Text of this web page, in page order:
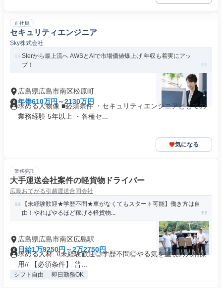
正社員
セキュリティエンジニア
Sky株式会社
SIerから最上流へ AWSとAIで市場価値爆上げ 年収も着実にアッ
プ！
広島県広島市南区松原町
年俸610万円～2130万円
求める人物像 ■必須条件 ・セキュリティエンジニアとしての
業務経験 5年以上 ・各種セ...
気になる
業務委託
大手運送会社案件の軽貨物ドライバー
広島おてがる引越運送合同会社
【未経験歓迎★学歴不問★車がなくてもスタート可能】働き方は自
由！やればやるほど稼げる軽貨物...
広島県広島市南区広島駅
日給1万9250円～2万2750円
求める人材: \\未経験歓迎◎学歴不問◎やる気を重視の人柄採
用// 【必須条件】 普...
シフト自由 即日勤務OK